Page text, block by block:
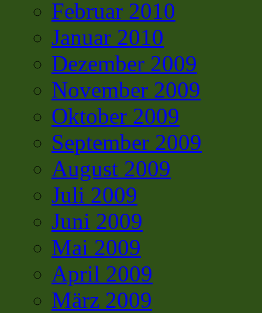
Februar 2010
Januar 2010
Dezember 2009
November 2009
Oktober 2009
September 2009
August 2009
Juli 2009
Juni 2009
Mai 2009
April 2009
März 2009